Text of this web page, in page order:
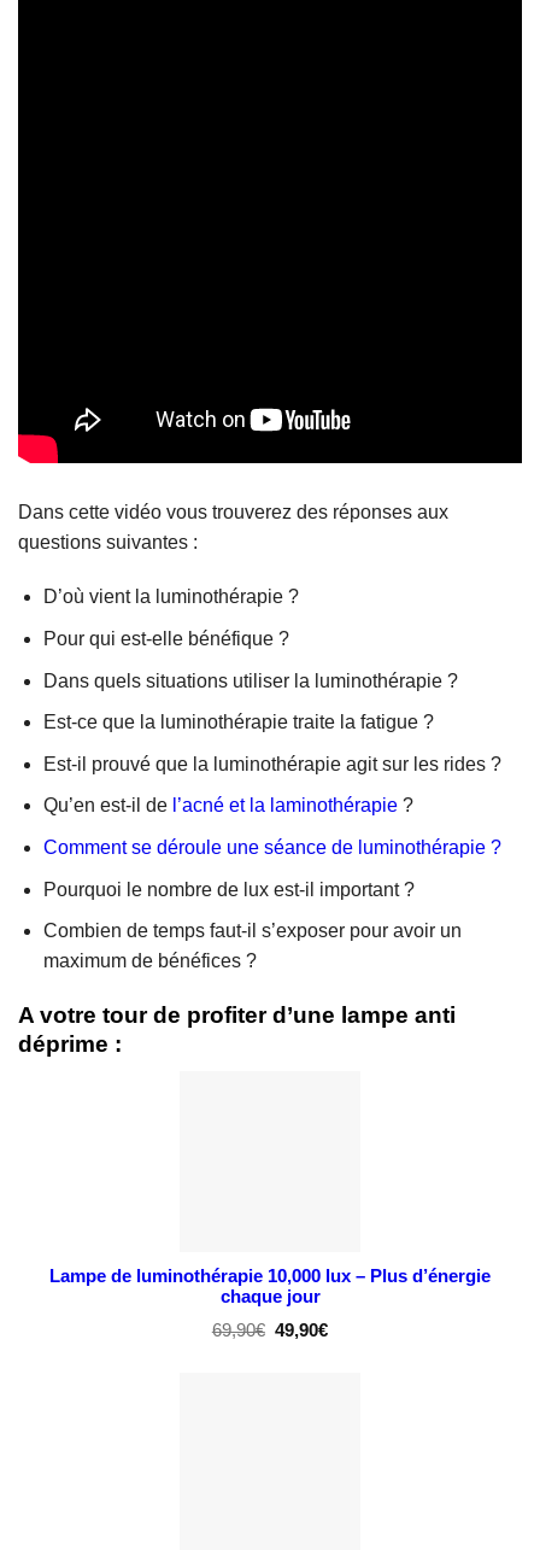
Dans cette vidéo vous trouverez des réponses aux
questions suivantes :
D’où vient la luminothérapie ?
Pour qui est-elle bénéfique ?
Dans quels situations utiliser la luminothérapie ?
Est-ce que la luminothérapie traite la fatigue ?
Est-il prouvé que la luminothérapie agit sur les rides ?
Qu’en est-il de l’acné et la laminothérapie?
Comment se déroule une séance de luminothérapie ?
Pourquoi le nombre de lux est-il important ?
Combien de temps faut-il s’exposer pour avoir un
maximum de bénéfices ?
A votre tour de profiter d’une lampe anti
déprime :
Lampe de luminothérapie 10,000 lux – Plus d’énergie
chaque jour
69,90€ Le
prix
49,90€Le